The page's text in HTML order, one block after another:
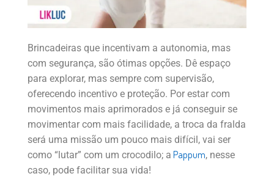
Brincadeiras que incentivam a autonomia, mas
com segurança, são ótimas opções. Dê espaço
para explorar, mas sempre com supervisão,
oferecendo incentivo e proteção. Por estar com
movimentos mais aprimorados e já conseguir se
movimentar com mais facilidade, a troca da fralda
será uma missão um pouco mais difícil, vai ser
como “lutar” com um crocodilo; a Pappum, nesse
caso, pode facilitar sua vida!